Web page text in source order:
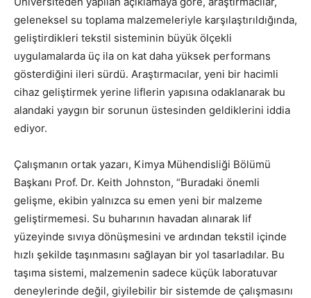
geleneksel su toplama malzemeleriyle karşılaştırıldığında,
geliştirdikleri tekstil sisteminin büyük ölçekli
uygulamalarda üç ila on kat daha yüksek performans
gösterdiğini ileri sürdü. Araştırmacılar, yeni bir hacimli
cihaz geliştirmek yerine liflerin yapısına odaklanarak bu
alandaki yaygın bir sorunun üstesinden geldiklerini iddia
ediyor.
Çalışmanın ortak yazarı, Kimya Mühendisliği Bölümü
Başkanı Prof. Dr. Keith Johnston, “Buradaki önemli
gelişme, ekibin yalnızca su emen yeni bir malzeme
geliştirmemesi. Su buharının havadan alınarak lif
yüzeyinde sıvıya dönüşmesini ve ardından tekstil içinde
hızlı şekilde taşınmasını sağlayan bir yol tasarladılar. Bu
taşıma sistemi, malzemenin sadece küçük laboratuvar
deneylerinde değil, giyilebilir bir sistemde de çalışmasını